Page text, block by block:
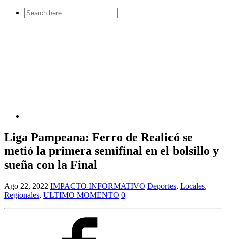
Search
for:
Liga Pampeana: Ferro de Realicó se
metió la primera semifinal en el bolsillo y
sueña con la Final
Ago 22, 2022 IMPACTO INFORMATIVO Deportes, Locales,
Regionales, ULTIMO MOMENTO 0